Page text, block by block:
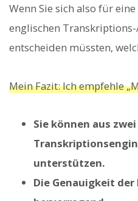
Wenn Sie sich also für
englischen
entscheiden müssten,
Mein Fazit: Ich empfehle
Sie können aus zwei
unterstützen.
Die Genauigkeit